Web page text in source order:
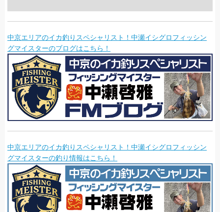
中京エリアのイカ釣りスペシャリスト！中瀬イシグロフィッシン
グマイスターのブログはこちら！
中京エリアのイカ釣りスペシャリスト！中瀬イシグロフィッシン
グマイスターの釣り情報はこちら！